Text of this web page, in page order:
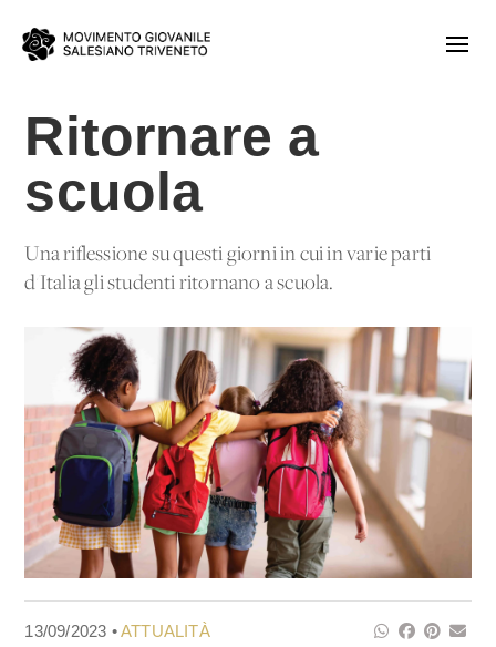
Ritornare a
scuola
Una riflessione su questi giorni in cui in varie parti
d'Italia gli studenti ritornano a scuola.
13/09/2023 •ATTUALITÀ